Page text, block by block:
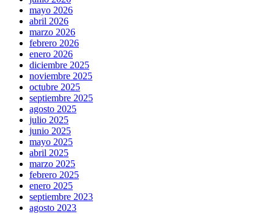
mayo 2026
abril 2026
marzo 2026
febrero 2026
enero 2026
diciembre 2025
noviembre 2025
octubre 2025
septiembre 2025
agosto 2025
julio 2025
junio 2025
mayo 2025
abril 2025
marzo 2025
febrero 2025
enero 2025
septiembre 2023
agosto 2023